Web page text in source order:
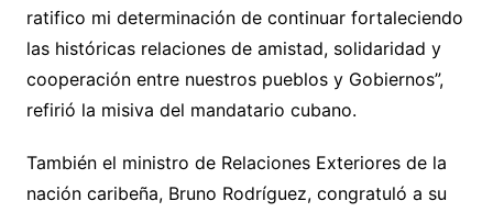
ratifico mi determinación de continuar fortaleciendo
las históricas relaciones de amistad, solidaridad y
cooperación entre nuestros pueblos y Gobiernos”,
refirió la misiva del mandatario cubano.
También el ministro de Relaciones Exteriores de la
nación caribeña, Bruno Rodríguez, congratuló a su